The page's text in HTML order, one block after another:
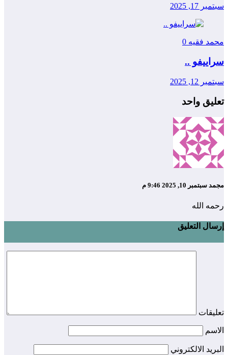
سبتمبر 17, 2025
محمد فقيه 0
سراييفو ..
سبتمبر 12, 2025
تعليق واحد
مجمد سبتمبر 10, 2025 9:46 م
رحمه الله
إرسال التعليق
تعليقات
الاسم
البريد الالكتروني